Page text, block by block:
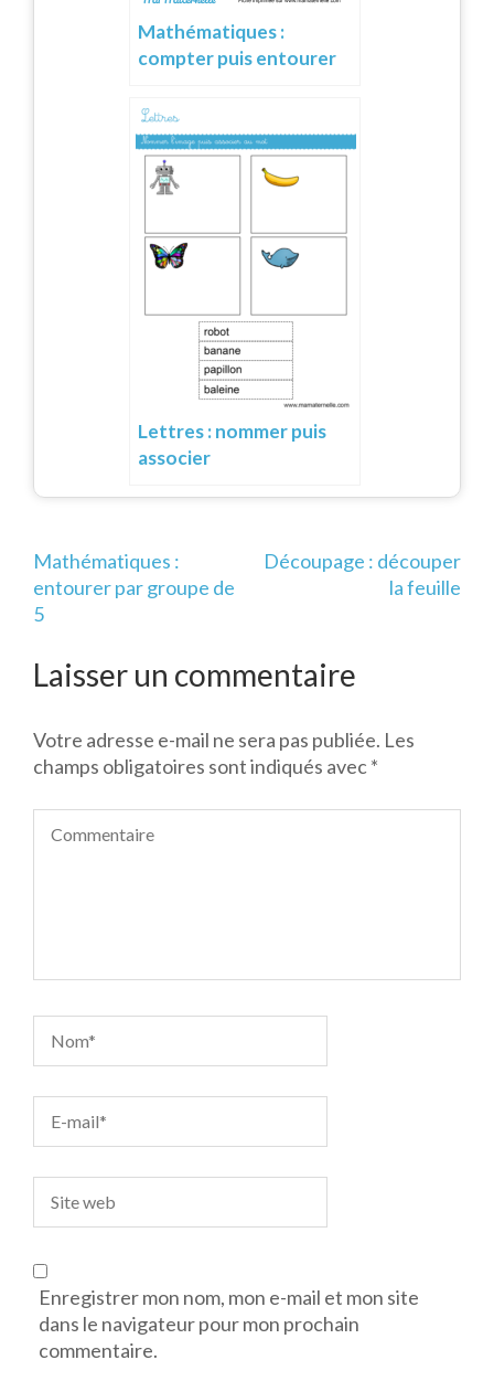
Mathématiques :
compter puis entourer
Lettres : nommer puis
associer
Navigation
de
l’article
Mathématiques :
entourer par groupe de
5
Découpage : découper
la feuille
Laisser un commentaire
Votre adresse e-mail ne sera pas publiée. Les
champs obligatoires sont indiqués avec*
Enregistrer mon nom, mon e-mail et mon site
dans le navigateur pour mon prochain
commentaire.